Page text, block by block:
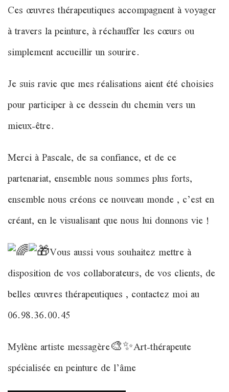
Ces œuvres thérapeutiques accompagnent à voyager
à travers la peinture, à réchauffer les cœurs ou
simplement accueillir un sourire.
Je suis ravie que mes réalisations aient été choisies
pour participer à ce dessein du chemin vers un
mieux-être.
Merci à Pascale, de sa confiance, et de ce
partenariat, ensemble nous sommes plus forts,
ensemble nous créons ce nouveau monde , c’est en
créant, en le visualisant que nous lui donnons vie !
Vous aussi vous souhaitez mettre à
disposition de vos collaborateurs, de vos clients, de
belles œuvres thérapeutiques , contactez moi au
06.98.36.00.45
Mylène artiste messagère🎨✨Art-thérapeute
spécialisée en peinture de l’âme